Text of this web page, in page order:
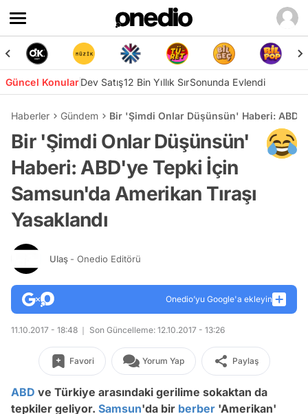
Güncel KonularDev Satış12 Bin Yıllık SırSonunda Evlendi
Haberler Gündem Bir 'Şimdi Onlar Düşünsün' Haberi:
Bir 'Şimdi Onlar Düşünsün'
Haberi: ABD'ye Tepki İçin
Samsun'da Amerikan Tıraşı
Yasaklandı
Ulaş - Onedio Editörü
Onedio’yu Google'a ekleyin
11.10.2017 - 18:48 Son Güncelleme: 12.10.2017 - 13:26
Favori Yorum Yap Paylaş
ABD ve Türkiye arasındaki gerilime sokaktan da
tepkiler geliyor. Samsun'da bir berber 'Amerikan'